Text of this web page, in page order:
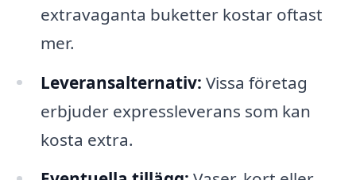
extravaganta buketter kostar oftast
mer.
Leveransalternativ: Vissa företag
erbjuder expressleverans som kan
kosta extra.